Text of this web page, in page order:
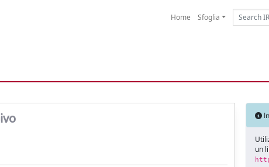
Home Sfoglia
un